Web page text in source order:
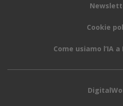
Cookie
Come usiamo l’IA